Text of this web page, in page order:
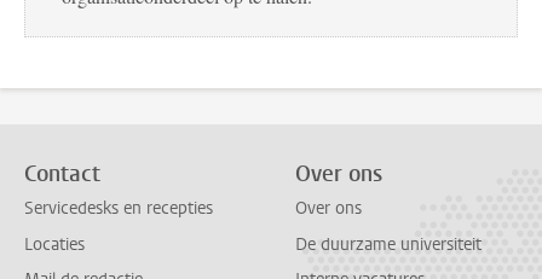
Contact
Servicedesks en recepties
Locaties
Over ons
Over ons
De duurzame universiteit